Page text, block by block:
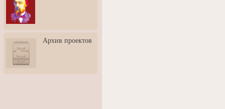
3: Обусловленности
человека и их влияние на
карьеру
скульптором Дмитрием
Тугариновым
АртБульвар в День города
Архив проектов